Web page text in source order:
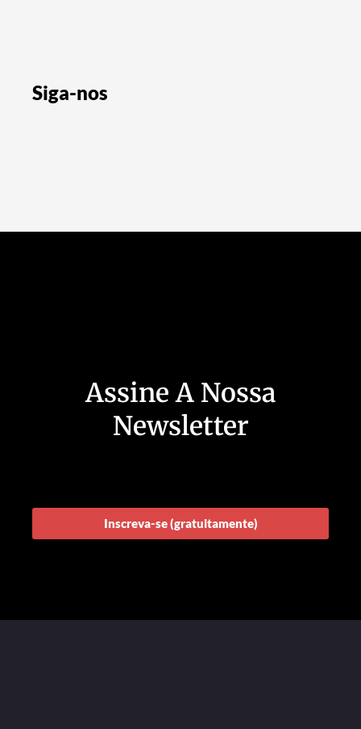
Siga-nos
Assine A Nossa
Newsletter
Inscreva-se (gratuitamente)